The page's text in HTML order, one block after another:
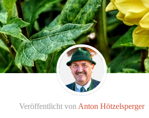
Veröffentlicht von Anton Hötzelsperger